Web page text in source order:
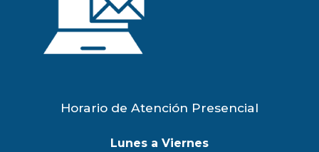
Horario de Atención Presencial
Lunes a Viernes